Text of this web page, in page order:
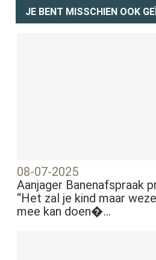
JE BENT MISSCHIEN OOK
08-07-2025
Aanjager Banenafspraak
“Het zal je kind maar
mee kan doen�...